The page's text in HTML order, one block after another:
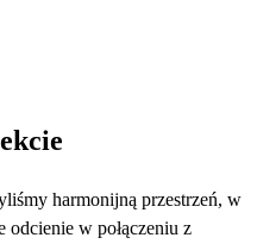
harmonijną przestrzeń, w
odcienie w połączeniu z